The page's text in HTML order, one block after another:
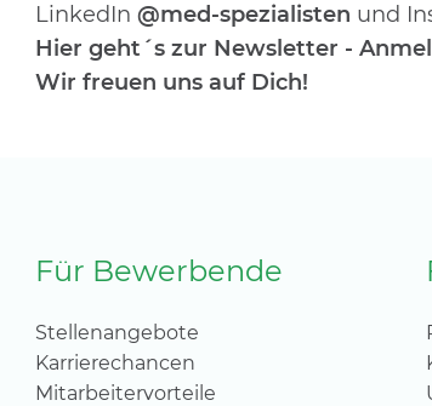
LinkedIn @med-spezialisten und
Hier geht´s zur Newsletter -
Wir freuen uns auf Dich!
Für Bewerbende
Stellenangebote
Karrierechancen
Mitarbeitervorteile